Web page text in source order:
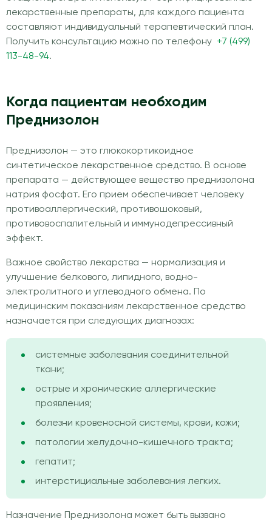
лекарственные препараты, для каждого пациента
составляют индивидуальный терапевтический план.
Получить консультацию можно по телефону +7 (499)
113-48-94.
Когда пациентам необходим
Преднизолон
Преднизолон — это глюкокортикоидное
синтетическое лекарственное средство. В основе
препарата — действующее вещество преднизолона
натрия фосфат. Его прием обеспечивает человеку
противоаллергический, противошоковый,
противовоспалительный и иммунодепрессивный
эффект.
Важное свойство лекарства — нормализация и
улучшение белкового, липидного, водно-
электролитного и углеводного обмена. По
медицинским показаниям лекарственное средство
назначается при следующих диагнозах:
системные заболевания соединительной
ткани;
острые и хронические аллергические
проявления;
болезни кровеносной системы, крови, кожи;
патологии желудочно-кишечного тракта;
гепатит;
интерстициальные заболевания легких.
Назначение Преднизолона может быть вызвано